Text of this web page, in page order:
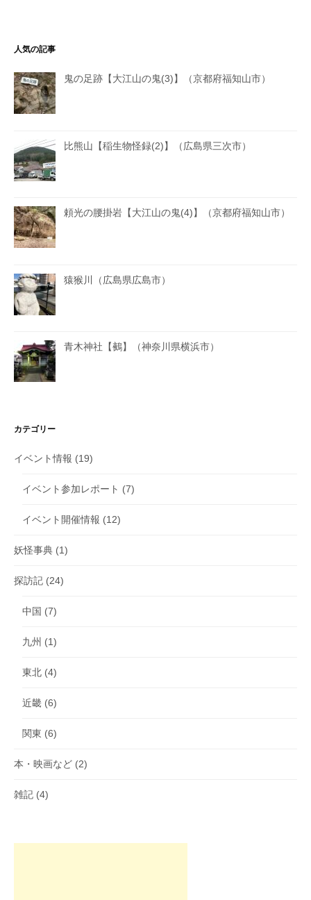
人気の記事
鬼の足跡【大江山の鬼(3)】（京都府福知山市）
比熊山【稲生物怪録(2)】（広島県三次市）
頼光の腰掛岩【大江山の鬼(4)】（京都府福知山市）
猿猴川（広島県広島市）
青木神社【鵺】（神奈川県横浜市）
カテゴリー
イベント情報 (19)
イベント参加レポート (7)
イベント開催情報 (12)
妖怪事典 (1)
探訪記 (24)
中国 (7)
九州 (1)
東北 (4)
近畿 (6)
関東 (6)
本・映画など (2)
雑記 (4)